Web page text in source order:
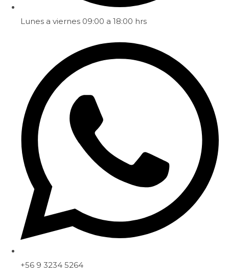
Lunes a viernes 09:00 a 18:00 hrs
+56 9 3234 5264